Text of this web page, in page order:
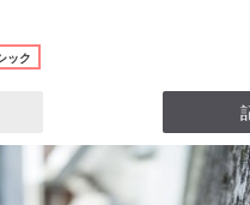
ック